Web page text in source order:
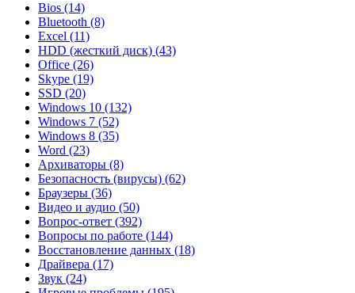
Bios (14)
Bluetooth (8)
Excel (11)
HDD (жесткий диск) (43)
Office (26)
Skype (19)
SSD (20)
Windows 10 (132)
Windows 7 (52)
Windows 8 (35)
Word (23)
Архиваторы (8)
Безопасность (вирусы) (62)
Браузеры (36)
Видео и аудио (50)
Вопрос-ответ (392)
Вопросы по работе (144)
Восстановление данных (18)
Драйвера (17)
Звук (24)